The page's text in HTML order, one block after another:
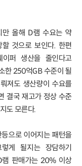
만 올해 D램 수요는 약
것으로 보인다. 한편
퍼 생산을 줄인다고
한 250억GB 수준이 될
져도 생산량이 수요를
결국 재고가 정상 수준
지도 모른다.
으로 이어지는 패턴을
게 될지는 장담하기
램 판매가는 20% 이상